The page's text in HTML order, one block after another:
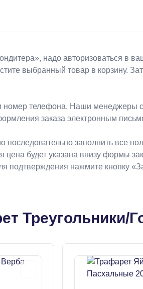
надо авторизоваться в
выбранный товар в корзину.
телефона. Наши менеджеры
заказа электронным
последовательно заполнить все
цена будет указана внизу формы
подтверждения нажмите кнопку
Треугольники/